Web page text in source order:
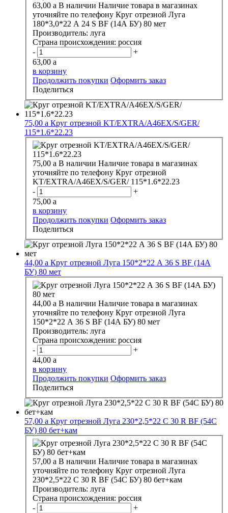
63,00 a В наличии Наличие товара в магазинах
уточняйте по телефону Круг отрезной Луга
180*3,0*22 А 24 S BF (14А БУ) 80 мет
Производитель: луга
Страна происхождения: россия
-
+
63,00 a
в корзину
Продолжить покупки Оформить заказ
Поделиться
75,00 a Круг отрезной KT/EXTRA/A46EX/S/GER/
115*1.6*22.23
75,00 a В наличии Наличие товара в магазинах
уточняйте по телефону Круг отрезной
KT/EXTRA/A46EX/S/GER/ 115*1.6*22.23
-
+
75,00 a
в корзину
Продолжить покупки Оформить заказ
Поделиться
44,00 a Круг отрезной Луга 150*2*22 А 36 S BF (14А
БУ) 80 мет
44,00 a В наличии Наличие товара в магазинах
уточняйте по телефону Круг отрезной Луга
150*2*22 А 36 S BF (14А БУ) 80 мет
Производитель: луга
Страна происхождения: россия
-
+
44,00 a
в корзину
Продолжить покупки Оформить заказ
Поделиться
57,00 a Круг отрезной Луга 230*2,5*22 С 30 R BF (54C
БУ) 80 бет+кам
57,00 a В наличии Наличие товара в магазинах
уточняйте по телефону Круг отрезной Луга
230*2,5*22 С 30 R BF (54C БУ) 80 бет+кам
Производитель: луга
Страна происхождения: россия
-
+